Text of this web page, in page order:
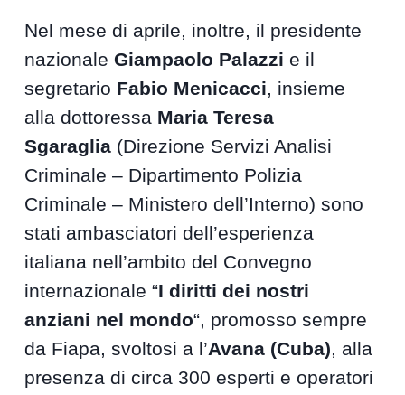
Nel mese di aprile, inoltre, il presidente
nazionaleGiampaolo Palazzi e il
segretario Fabio Menicacci, insieme
alla dottoressa Maria Teresa
Sgaraglia (Direzione Servizi Analisi
Criminale – Dipartimento Polizia
Criminale – Ministero dell’Interno) sono
stati ambasciatori dell’esperienza
italiana nell’ambito del Convegno
internazionale “I diritti dei nostri
anziani nel mondo“, promosso sempre
da Fiapa, svoltosi a l’Avana (Cuba), alla
presenza di circa 300 esperti e operatori